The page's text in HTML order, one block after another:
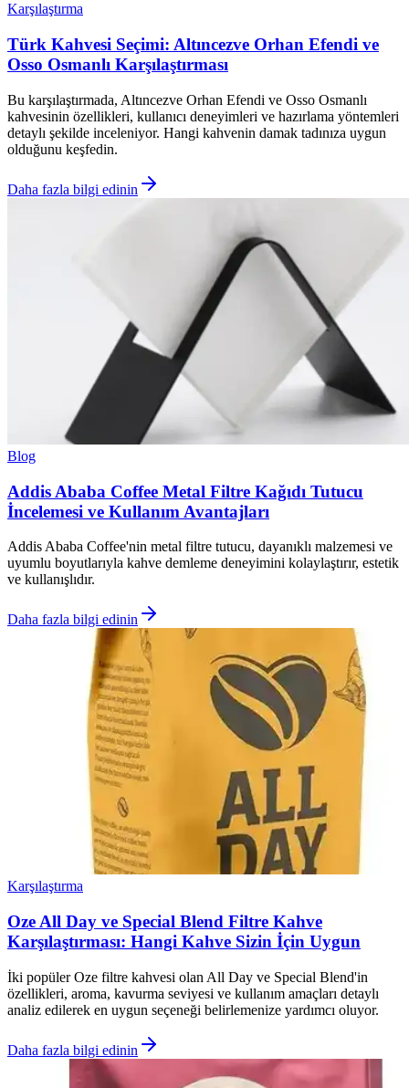
Karşılaştırma
Türk Kahvesi Seçimi: Altıncezve Orhan Efendi ve
Osso Osmanlı Karşılaştırması
Bu karşılaştırmada, Altıncezve Orhan Efendi ve Osso Osmanlı
kahvesinin özellikleri, kullanıcı deneyimleri ve hazırlama yöntemleri
detaylı şekilde inceleniyor. Hangi kahvenin damak tadınıza uygun
olduğunu keşfedin.
Daha fazla bilgi edinin
Blog
Addis Ababa Coffee Metal Filtre Kağıdı Tutucu
İncelemesi ve Kullanım Avantajları
Addis Ababa Coffee'nin metal filtre tutucu, dayanıklı malzemesi ve
uyumlu boyutlarıyla kahve demleme deneyimini kolaylaştırır, estetik
ve kullanışlıdır.
Daha fazla bilgi edinin
Karşılaştırma
Oze All Day ve Special Blend Filtre Kahve
Karşılaştırması: Hangi Kahve Sizin İçin Uygun
İki popüler Oze filtre kahvesi olan All Day ve Special Blend'in
özellikleri, aroma, kavurma seviyesi ve kullanım amaçları detaylı
analiz edilerek en uygun seçeneği belirlemenize yardımcı oluyor.
Daha fazla bilgi edinin